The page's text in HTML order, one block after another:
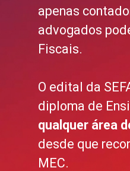
apenas
advogados
Fiscais.
O edital da
diploma de
qualquer área
desde que
MEC.